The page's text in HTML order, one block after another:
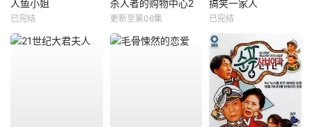
人鱼小姐
已完结
杀人者的购物中心2
更新至第06集
搞笑一家人
已完结